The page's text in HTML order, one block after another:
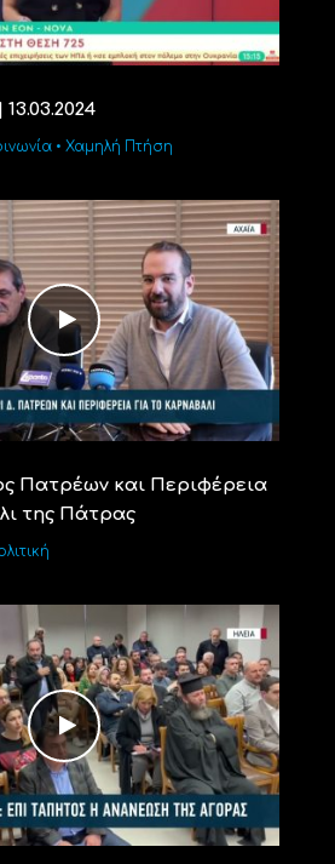
• Χαμηλή Πτήση
Πατρέων και Περιφέρεια
της Πάτρας